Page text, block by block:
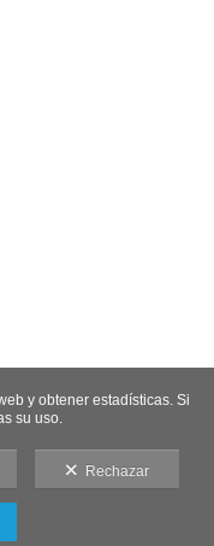
y obtener estadísticas. Si
su uso.
Rechazar